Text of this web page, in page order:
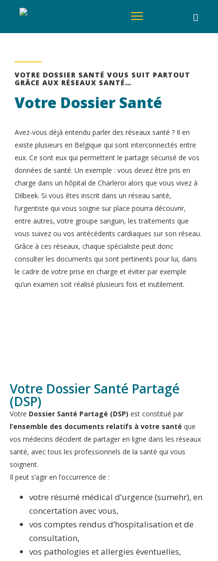
VOTRE DOSSIER SANTÉ VOUS SUIT PARTOUT
GRÂCE AUX RÉSEAUX SANTÉ…
Votre Dossier Santé
Avez-vous déjà entendu parler des réseaux santé ? Il en
existe plusieurs en Belgique qui sont interconnectés entre
eux. Ce sont eux qui permettent le partage sécurisé de vos
données de santé. Un exemple : vous devez être pris en
charge dans un hôpital de Charleroi alors que vous vivez à
Dilbeek. Si vous êtes inscrit dans un réseau santé,
l’urgentiste qui vous soigne sur place pourra découvrir,
entre autres, votre groupe sanguin, les traitements que
vous suivez ou vos antécédents cardiaques sur son réseau.
Grâce à ces réseaux, chaque spécialiste peut donc
consulter les documents qui sont pertinents pour lui, dans
le cadre de votre prise en charge et éviter par exemple
qu’un examen soit réalisé plusieurs fois et inutilement.
Votre Dossier Santé Partagé
(DSP)
Votre Dossier Santé Partagé (DSP) est constitué par
l’ensemble des documents relatifs à votre santé que
vos médecins décident de partager en ligne dans les réseaux
santé, avec tous les professionnels de la santé qui vous
soignent.
Il peut s’agir en l’occurrence de :
votre résumé médical d’urgence (sumehr), en
concertation avec vous,
vos comptes rendus d’hospitalisation et de
consultation,
vos pathologies et allergies éventuelles,